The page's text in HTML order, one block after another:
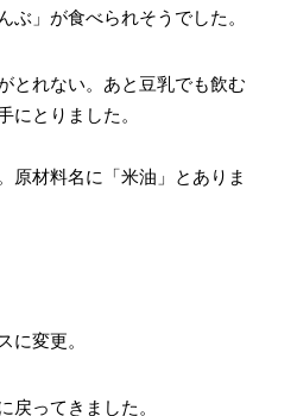
ぶ」が食べられそうでした。
とれない。あと豆乳でも飲む
にとりました。
原材料名に「米油」とありま
に変更。
戻ってきました。